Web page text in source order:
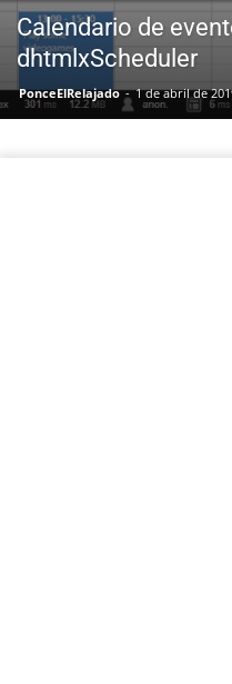
Calendario de
dhtmlxScheduler
PonceElRelajado - 1 de abril de